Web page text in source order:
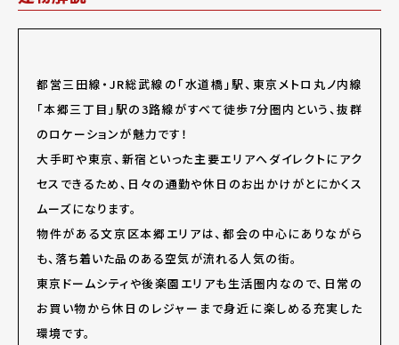
都営三田線・JR総武線の「水道橋」駅、東京メトロ丸ノ内線
「本郷三丁目」駅の3路線がすべて徒歩7分圏内という、抜群
のロケーションが魅力です！
大手町や東京、新宿といった主要エリアへダイレクトにアク
セスできるため、日々の通勤や休日のお出かけがとにかくス
ムーズになります。
物件がある文京区本郷エリアは、都会の中心にありながら
も、落ち着いた品のある空気が流れる人気の街。
東京ドームシティや後楽園エリアも生活圏内なので、日常の
お買い物から休日のレジャーまで身近に楽しめる充実した
環境です。